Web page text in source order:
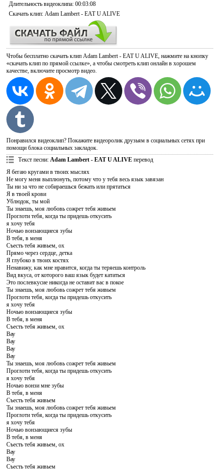
Длительность видеоклипа: 00:03:08
Скачать клип: Adam Lambert - EAT U ALIVE
Чтобы бесплатно скачать клип Adam Lambert - EAT U ALIVE, нажмите на кнопку
«скачать клип по прямой ссылке», а чтобы смотреть клип онлайн в хорошем
качестве, включите просмотр видео.
Понравился видеоклип? Покажите видеоролик друзьям в социальных сетях при
помощи блока социальных закладок.
Текст песни: Adam Lambert - EAT U ALIVE перевод
Я бегаю кругами в твоих мыслях
Не могу меня выплюнуть, потому что у тебя весь язык завязан
Ты ни за что не собираешься бежать или прятаться
Я в твоей крови
Ублюдок, ты мой
Ты знаешь, моя любовь сожрет тебя живьем
Проглоти тебя, когда ты придешь откусить
я хочу тебя
Ночью вонзающиеся зубы
В тебя, в меня
Съесть тебя живьем, ох
Прямо через сердце, детка
Я глубоко в твоих костях
Ненавижу, как мне нравится, когда ты теряешь контроль
Вид вкуса, от которого ваш язык будет кататься
Это послевкусие никогда не оставит вас в покое
Ты знаешь, моя любовь сожрет тебя живьем
Проглоти тебя, когда ты придешь откусить
я хочу тебя
Ночью вонзающиеся зубы
В тебя, в меня
Съесть тебя живьем, ох
Вау
Вау
Вау
Вау
Ты знаешь, моя любовь сожрет тебя живьем
Проглоти тебя, когда ты придешь откусить
я хочу тебя
Ночью вонзи мне зубы
В тебя, в меня
Съесть тебя живьем
Ты знаешь, моя любовь сожрет тебя живьем
Проглоти тебя, когда ты придешь откусить
я хочу тебя
Ночью вонзающиеся зубы
В тебя, в меня
Съесть тебя живьем, ох
Вау
Вау
Съесть тебя живьем